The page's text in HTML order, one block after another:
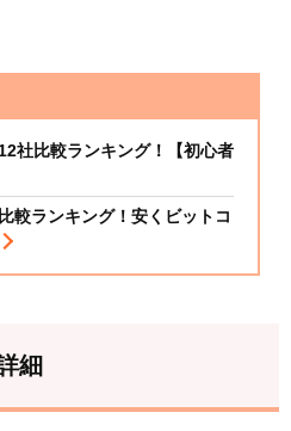
社比較ランキング！【初心者
較ランキング！安くビットコ
細